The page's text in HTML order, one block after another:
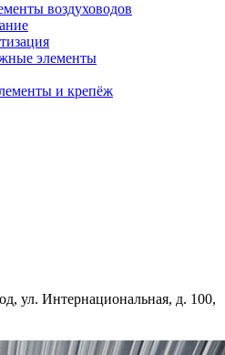
воздуховодов
элементы
и крепёж
ул. Интернациональная, д. 100,